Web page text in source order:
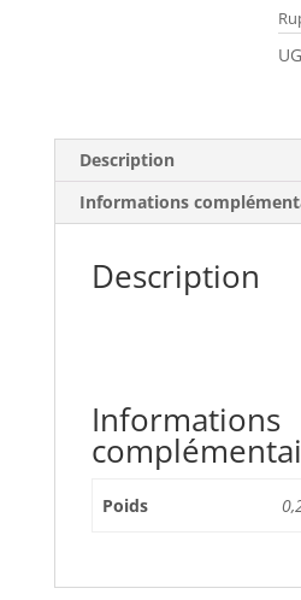
Description
Informations
Description
Informations
Poids